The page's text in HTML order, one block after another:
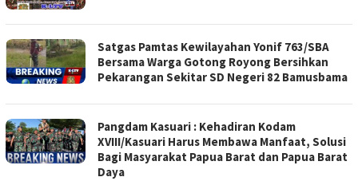
Satgas Pamtas Kewilayahan Yonif 763/SBA
Bersama Warga Gotong Royong Bersihkan
Pekarangan Sekitar SD Negeri 82 Bamusbama
Pangdam Kasuari : Kehadiran Kodam
XVIII/Kasuari Harus Membawa Manfaat, Solusi
Bagi Masyarakat Papua Barat dan Papua Barat
Daya